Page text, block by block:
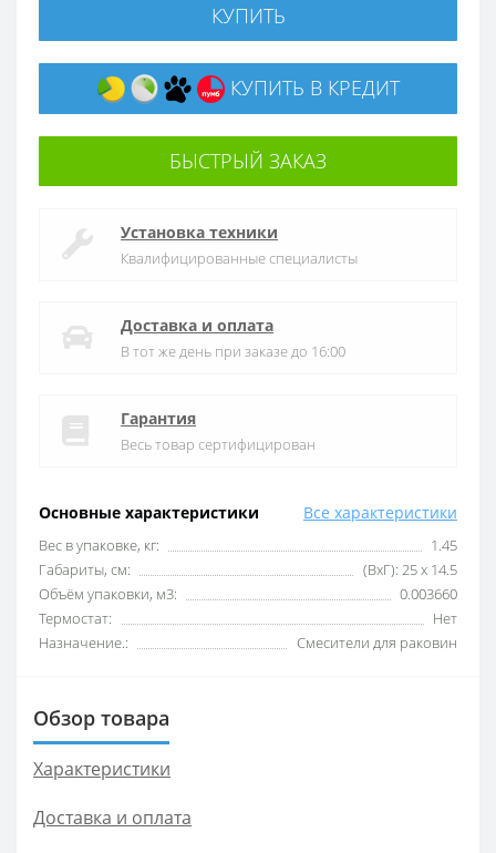
Основные характеристики Все характеристики
Вес в упаковке, кг:
1.45
Габариты, см:
(ВхГ): 25 х 14.5
Объём упаковки, м3:
0.003660
Термостат:
Нет
Назначение.:
Смесители для раковин
КУПИТЬ
КУПИТЬ В КРЕДИТ
БЫСТРЫЙ ЗАКАЗ
Установка техники
Квалифицированные специалисты
Доставка и оплата
В тот же день при заказе до 16:00
Гарантия
Весь товар сертифицирован
Обзор товара
Характеристики
Доставка и оплата